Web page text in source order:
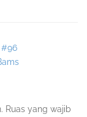
#96
Ruas yang wajib